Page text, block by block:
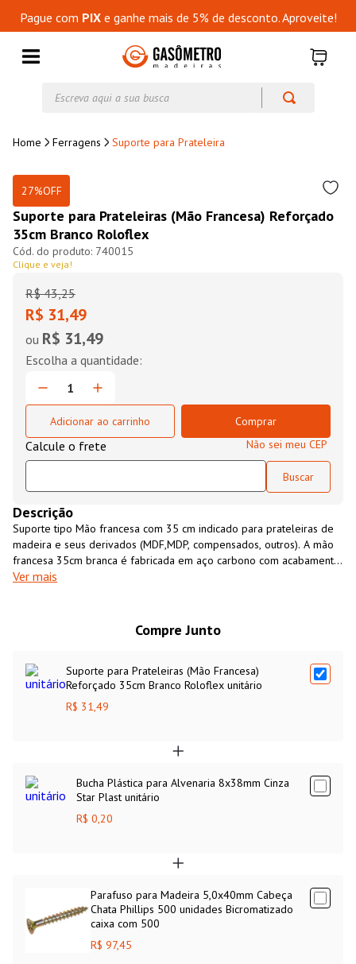
Pague com PIXe ganhe mais de 5% de desconto. Aproveite!
Ferragens Suporte para Prateleira
27%OFF
Suporte para Prateleiras (Mão Francesa) Reforçado
35cm Branco Roloflex
740015
Clique e veja!
R$ 43,25
R$ 31,49
ou R$ 31,49
Adicionar ao carrinho
Comprar
Não sei meu CEP
Descrição
Suporte tipo Mão francesa com 35 cm indicado para prateleiras de
madeira e seus derivados (MDF,MDP, compensados, outros). A mão
francesa 35cm branca é fabricada em aço carbono com acabamento
em pintura epóxi branco e é ideal para uso em cozinhas,
Francesa ) Reforçado 35cm Branco Roloflex possui capacidade de
carga de até 20Kg por par.
Ver mais
Compre Junto
Suporte para Prateleiras (Mão Francesa)
Reforçado 35cm Branco Roloflex unitário
R$ 31,49
Bucha Plástica para Alvenaria 8x38mm Cinza
Star Plast unitário
R$ 0,20
Parafuso para Madeira 5,0x40mm Cabeça
Chata Phillips 500 unidades Bicromatizado
caixa com 500
R$ 97,45